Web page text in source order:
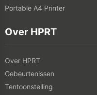
Portable A4 Printer
Over HPRT
Over HPRT
Gebeurtenissen
Tentoonstelling